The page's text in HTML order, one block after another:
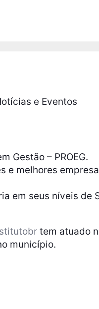
e Eventos
Gestão – PROEG.
e melhores
em seus níveis de
tem atuado
município.